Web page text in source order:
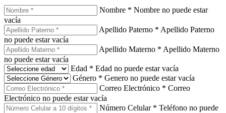
Nombre * Nombre no puede estar
vacía
Apellido Paterno * Apellido Paterno
no puede estar vacía
Apellido Materno * Apellido Materno
no puede estar vacía
Edad * Edad no puede estar vacía
Género * Genero no puede estar vacía
Correo Electrónico * Correo
Electrónico no puede estar vacía
Número Celular * Teléfono no puede